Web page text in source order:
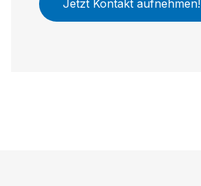
Jetzt Kontakt aufnehmen!